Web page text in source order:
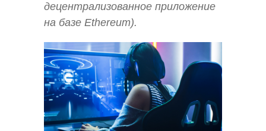
децентрализованное приложение
на базе Ethereum).